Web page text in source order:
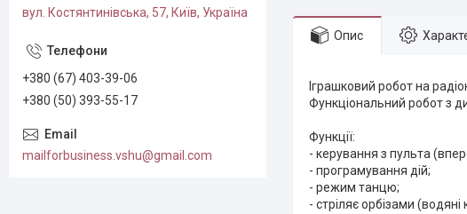
Опис
Іграшковий робот на
Функціональний робот з
Функції:
- керування з пульта
- програмування дій;
- режим танцю;
- стріляє орбізами (водяні
вул. Костянтинівська, 57, Київ, Україна
+380 (67) 403-39-06
+380 (50) 393-55-17
mailforbusiness.vshu@gmail.com